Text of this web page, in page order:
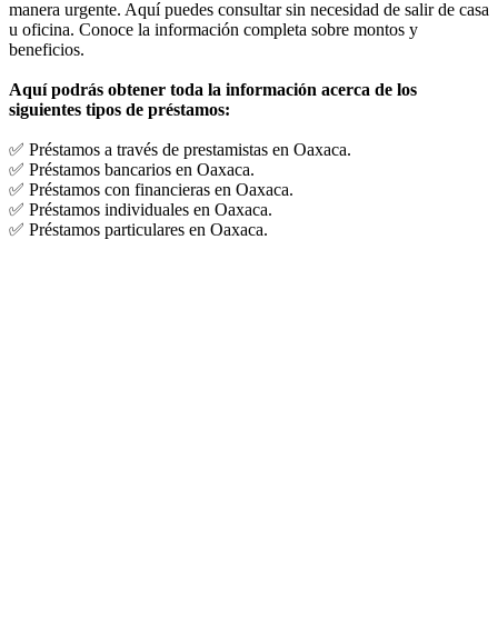
manera urgente. Aquí puedes consultar sin necesidad de salir de casa
u oficina. Conoce la información completa sobre montos y
beneficios.
Aquí podrás obtener toda la información acerca de los
siguientes tipos de préstamos:
✅ Préstamos a través de prestamistas en Oaxaca.
✅ Préstamos bancarios en Oaxaca.
✅ Préstamos con financieras en Oaxaca.
✅ Préstamos individuales en Oaxaca.
✅ Préstamos particulares en Oaxaca.